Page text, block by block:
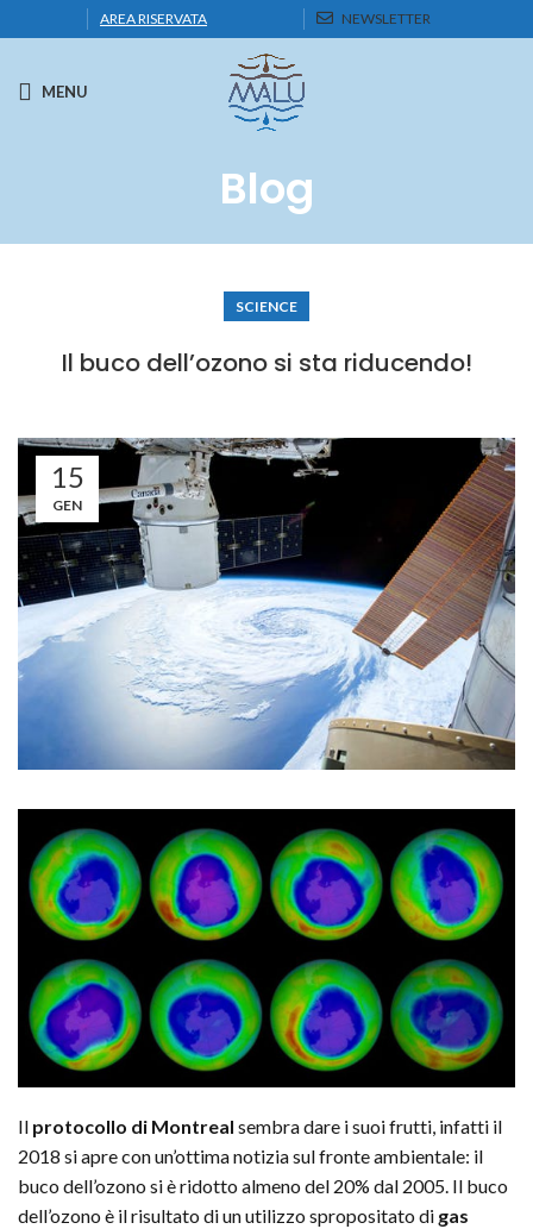
AREA RISERVATA NEWSLETTER
MENU
Blog
SCIENCE
Il buco dell’ozono si sta riducendo!
15
GEN
Il protocollo di Montreal sembra dare i suoi frutti, infatti il
2018 si apre con un’ottima notizia sul fronte ambientale: il
buco dell’ozono si è ridotto almeno del 20% dal 2005. Il buco
dell’ozono è il risultato di un utilizzo spropositato di gas